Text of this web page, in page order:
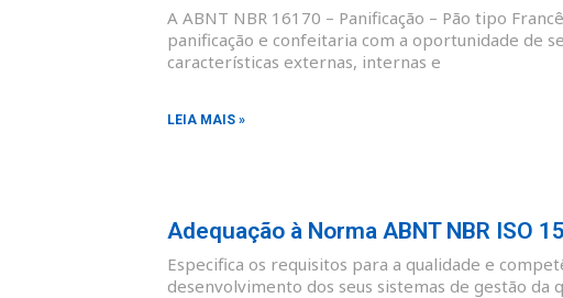
A ABNT NBR 16170 – Panificação – Pão tipo
panificação e confeitaria com a oportunidade de
características externas, internas e
LEIA MAIS »
Adequação à Norma ABNT NBR ISO
Especifica os requisitos para a qualidade e
desenvolvimento dos seus sistemas de gestão da